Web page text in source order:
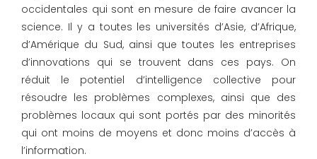
occidentales qui sont en mesure de faire avancer la
science. Il y a toutes les universités d’Asie, d’Afrique,
d’Amérique du Sud, ainsi que toutes les entreprises
d’innovations qui se trouvent dans ces pays. On
réduit le potentiel d’intelligence collective pour
résoudre les problèmes complexes, ainsi que des
problèmes locaux qui sont portés par des minorités
qui ont moins de moyens et donc moins d’accès à
l’information.